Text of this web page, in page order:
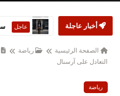
أخبار عاجلة عاجل
الصفحة الرئيسية رياضة
التعادل على آرسنال
رياضة